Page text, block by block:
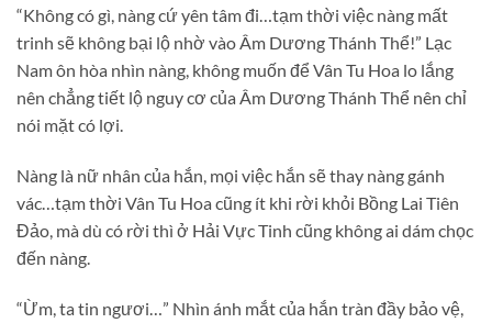
“Không có gì, nàng cứ yên tâm đi…tạm thời việc nàng mất
trinh sẽ không bại lộ nhờ vào Âm Dương Thánh Thể!” Lạc
Nam ôn hòa nhìn nàng, không muốn để Vân Tu Hoa lo lắng
nên chẳng tiết lộ nguy cơ của Âm Dương Thánh Thể nên chỉ
nói mặt có lợi.
Nàng là nữ nhân của hắn, mọi việc hắn sẽ thay nàng gánh
vác…tạm thời Vân Tu Hoa cũng ít khi rời khỏi Bồng Lai Tiên
Đảo, mà dù có rời thì ở Hải Vực Tinh cũng không ai dám chọc
đến nàng.
“Ừm, ta tin ngươi…” Nhìn ánh mắt của hắn tràn đầy bảo vệ,